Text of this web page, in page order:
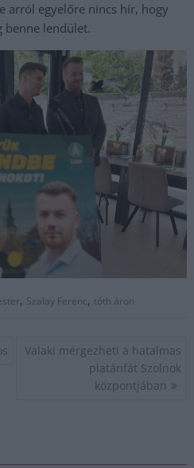
arról egyelőre nincs hír, hogy
benne lendület.
, Szalay Ferenc, tóth áron
Valaki mérgezheti a hatalmas
platánfát Szolnok
központjában